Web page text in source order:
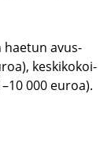
hae­tun avus­
kes­ki­ko­koi­
000 euroa).